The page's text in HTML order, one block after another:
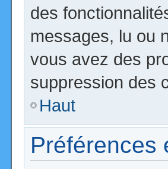
des
messages, lu ou
vous avez des
suppression des
Haut
Préférences